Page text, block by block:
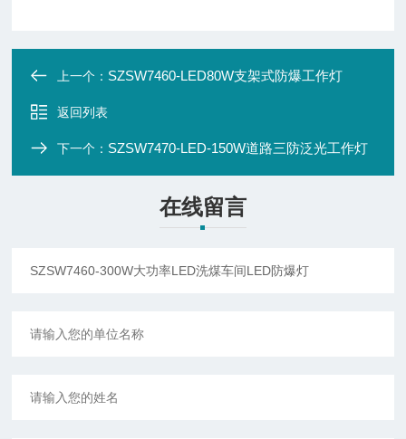
上一个： SZSW7460-LED80W支架式防爆工作灯
返回列表
下一个： SZSW7470-LED-150W道路三防泛光工作灯
在线留言